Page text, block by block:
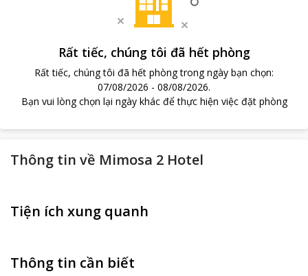
Rất tiếc, chúng tôi đã hết phòng
Rất tiếc, chúng tôi đã hết phòng trong ngày bạn chọn:
07/08/2026 - 08/08/2026.
Bạn vui lòng chọn lại ngày khác để thực hiện việc đặt phòng
Thông tin về Mimosa 2 Hotel
Tiện ích xung quanh
Thông tin cần biết